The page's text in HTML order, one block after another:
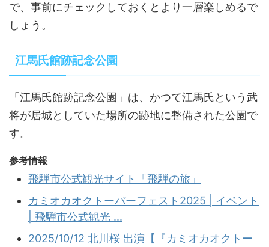
で、事前にチェックしておくとより一層楽しめるで
しょう。
江馬氏館跡記念公園
「江馬氏館跡記念公園」は、かつて江馬氏という武
将が居城としていた場所の跡地に整備された公園で
す。
参考情報
飛騨市公式観光サイト「飛騨の旅」
カミオカオクトーバーフェスト2025 | イベント
| 飛騨市公式観光 ...
2025/10/12 北川桜 出演【『カミオカオクトー